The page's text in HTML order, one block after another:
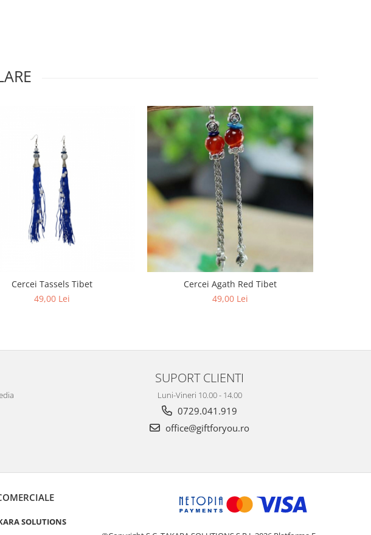
Cercei Tassels Tibet
49,00 Lei
Cercei Agath Red Tibet
49,00 Lei
SUPORT CLIENTI
Luni-Vineri 10.00 - 14.00
0729.041.919
office@giftforyou.ro
SOLUTIONS